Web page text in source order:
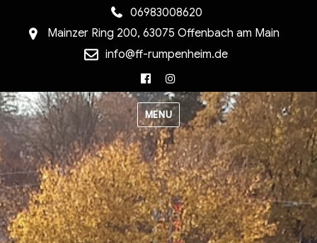
06983008620
Mainzer Ring 200, 63075 Offenbach am Main
info@ff-rumpenheim.de
Facebook
MENU